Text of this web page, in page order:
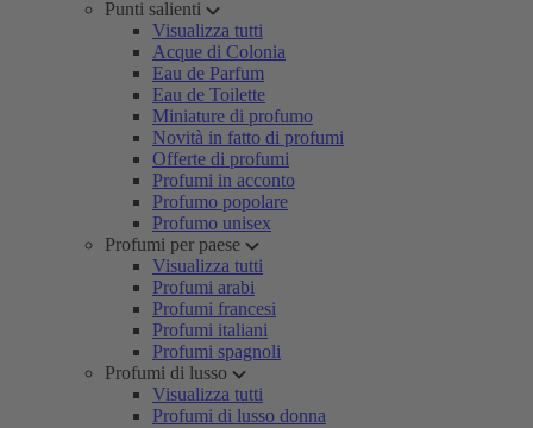
Punti salienti
Visualizza tutti
Acque di Colonia
Eau de Parfum
Eau de Toilette
Miniature di profumo
Novità in fatto di profumi
Offerte di profumi
Profumi in acconto
Profumo popolare
Profumo unisex
Profumi per paese
Visualizza tutti
Profumi arabi
Profumi francesi
Profumi italiani
Profumi spagnoli
Profumi di lusso
Visualizza tutti
Profumi di lusso donna